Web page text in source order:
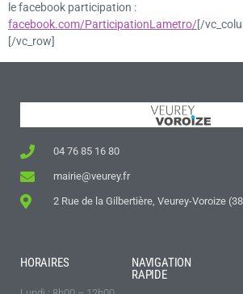
le facebook participation :
facebook.com/ParticipationLametro/[/
[/vc_row]
04 76 85 16 80
mairie@veurey.fr
2 Rue de la Gilbertière, Veurey-Voroize
HORAIRES
NAVIGATION
RAPIDE